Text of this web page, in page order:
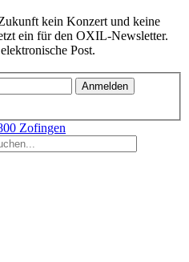
kein Konzert und keine
ein für den OXIL-Newsletter.
Post.
Anmelden
Zofingen